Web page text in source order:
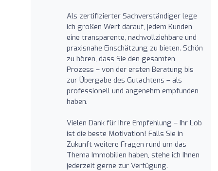
Als zertifizierter Sachverständiger lege
ich großen Wert darauf, jedem Kunden
eine transparente, nachvollziehbare und
praxisnahe Einschätzung zu bieten. Schön
zu hören, dass Sie den gesamten
Prozess – von der ersten Beratung bis
zur Übergabe des Gutachtens – als
professionell und angenehm empfunden
haben.
Vielen Dank für Ihre Empfehlung – Ihr Lob
ist die beste Motivation! Falls Sie in
Zukunft weitere Fragen rund um das
Thema Immobilien haben, stehe ich Ihnen
jederzeit gerne zur Verfügung.